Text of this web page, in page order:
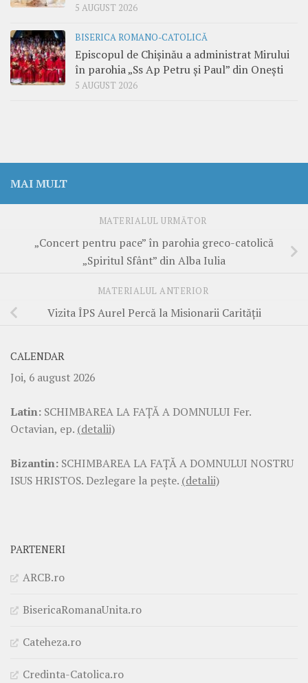
5 AUGUST 2026
BISERICA ROMANO-CATOLICĂ
Episcopul de Chișinău a administrat Mirului
în parohia „Ss Ap Petru și Paul” din Onești
5 AUGUST 2026
MAI MULT
MATERIALUL URMĂTOR
„Concert pentru pace” în parohia greco-catolică
„Spiritul Sfânt” din Alba Iulia
MATERIALUL ANTERIOR
Vizita ÎPS Aurel Percă la Misionarii Carității
CALENDAR
Joi, 6 august 2026
Latin: SCHIMBAREA LA FAŢĂ A DOMNULUI Fer.
Octavian, ep. (detalii)
Bizantin: SCHIMBAREA LA FAŢĂ A DOMNULUI NOSTRU
ISUS HRISTOS. Dezlegare la pește. (detalii)
PARTENERI
ARCB.ro
BisericaRomanaUnita.ro
Cateheza.ro
Credinta-Catolica.ro